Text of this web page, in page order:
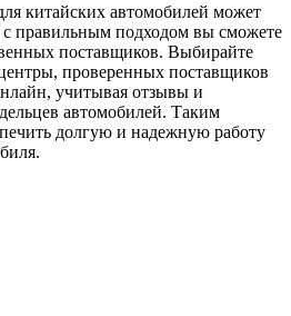
китайских автомобилей может
с правильным подходом вы сможете
поставщиков. Выбирайте
проверенных поставщиков
учитывая отзывы и
автомобилей. Таким
долгую и надежную работу